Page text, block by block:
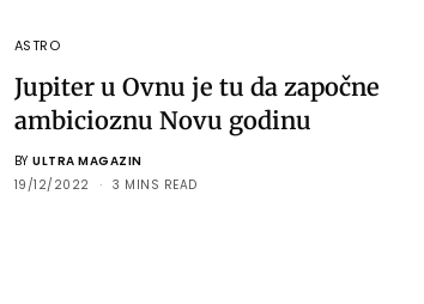
ASTRO
Jupiter u Ovnu je tu da započne
ambicioznu Novu godinu
BY ULTRA MAGAZIN
19/12/2022
3 MINS READ